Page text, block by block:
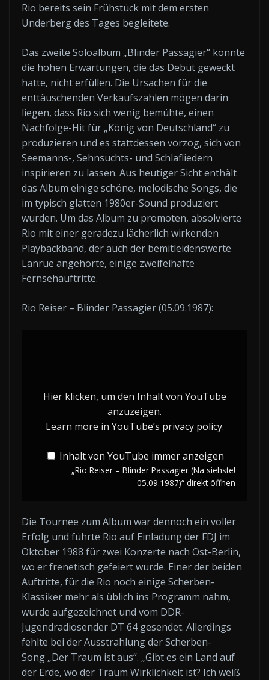
Rio bereits sein Frühstück mit dem ersten
Underberg des Tages begleitete.
Das zweite Soloalbum „Blinder Passagier“ konnte
die hohen Erwartungen, die das Debüt geweckt
hatte, nicht erfüllen. Die Ursachen für die
enttäuschenden Verkaufszahlen mögen darin
liegen, dass Rio sich wenig bemühte, einen
Nachfolge-Hit für „König von Deutschland“ zu
produzieren und es stattdessen vorzog, sich von
Seemanns-, Sehnsuchts- und Schlafliedern
inspirieren zu lassen. Aus heutiger Sicht enthält
das Album einige schöne, melodische Songs, die
im typisch glatten 1980er-Sound produziert
wurden. Um das Album zu promoten, absolvierte
Rio mit einer geradezu lächerlich wirkenden
Playbackband, der auch der bemitleidenswerte
Lanrue angehörte, einige zweifelhafte
Fernsehauftritte.
Rio Reiser – Blinder Passagier (05.09.1987):
Passagier
(Na
05.09.1987)“
von
YouTube
Hier klicken, um den Inhalt von YouTube
anzuzeigen.
Learn more in YouTube’s privacy policy.
Inhalt von YouTube immer anzeigen
„Rio Reiser – Blinder Passagier (Na siehste!
05.09.1987)“ direkt öffnen
Die Tournee zum Album war dennoch ein voller
Erfolg und führte Rio auf Einladung der FDJ im
Oktober 1988 für zwei Konzerte nach Ost-Berlin,
wo er frenetisch gefeiert wurde. Einer der beiden
Auftritte, für die Rio noch einige Scherben-
Klassiker mehr als üblich ins Programm nahm,
wurde aufgezeichnet und vom DDR-
Jugendradiosender DT 64 gesendet. Allerdings
fehlte bei der Ausstrahlung der Scherben-
Song „Der Traum ist aus“. „Gibt es ein Land auf
der Erde, wo der Traum Wirklichkeit ist? Ich weiß